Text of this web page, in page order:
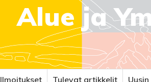
Alue ja
Ilmoitukset Tulevat artikkelit